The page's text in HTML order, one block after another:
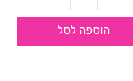
הוספה לסל